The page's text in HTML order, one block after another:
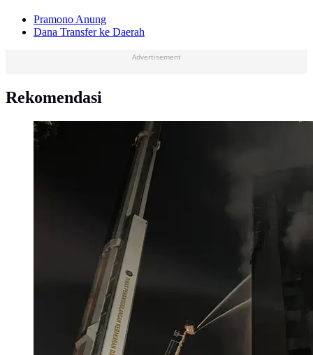
Pramono Anung
Dana Transfer ke Daerah
Advertisement
Rekomendasi